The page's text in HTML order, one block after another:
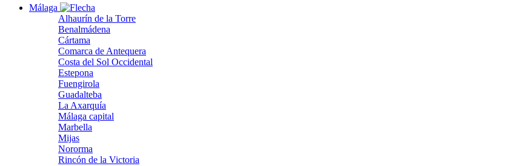
Málaga
Alhaurín de la Torre
Benalmádena
Cártama
Comarca de Antequera
Costa del Sol Occidental
Estepona
Fuengirola
Guadalteba
La Axarquía
Málaga capital
Marbella
Mijas
Nororma
Rincón de la Victoria